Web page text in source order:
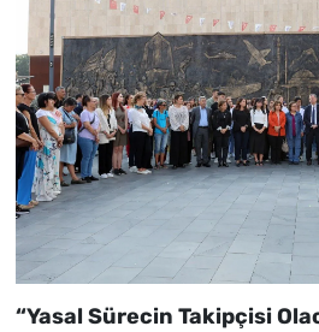
“Yasal Sürecin Takipçisi